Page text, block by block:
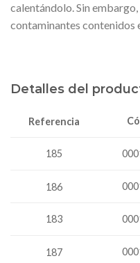
calentándolo. Sin
contaminantes contenidos
Detalles del
Referencia
185
186
183
187